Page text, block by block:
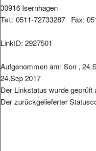
30916 Isernhagen
Tel.: 0511-72733287 Fax:
LinkID: 2927501
Aufgenommen am: Son ,
24.Sep 2017
Der Linkstatus wurde geprüft
Der zurückgelieferter